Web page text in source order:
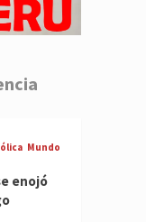
Mundo
enojó